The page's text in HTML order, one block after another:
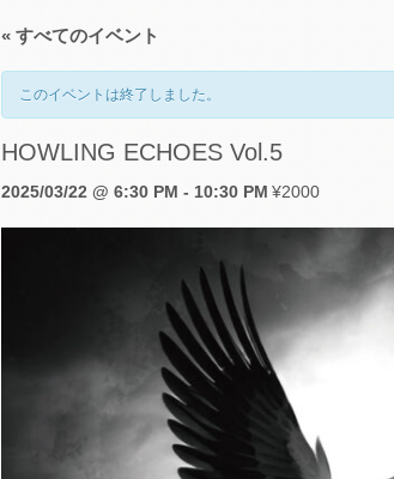
« すべてのイベント
このイベントは終了しました。
HOWLING ECHOES Vol.5
2025/03/22 @ 6:30 PM - 10:30 PM ¥2000